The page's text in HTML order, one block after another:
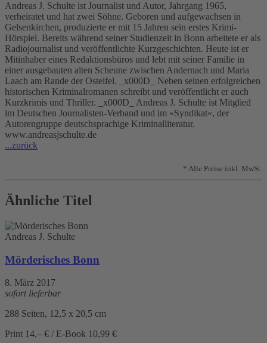
Andreas J. Schulte ist Journalist und Autor, Jahrgang 1965,
verheiratet und hat zwei Söhne. Geboren und aufgewachsen in
Gelsenkirchen, produzierte er mit 15 Jahren sein erstes Krimi-
Hörspiel. Bereits während seiner Studienzeit in Bonn arbeitete er als
Radiojournalist und veröffentlichte Kurzgeschichten. Heute ist er
Mitinhaber eines Redaktionsbüros und lebt mit seiner Familie in
einer ausgebauten alten Scheune zwischen Andernach und Maria
Laach am Rande der Osteifel. _x000D_ Neben seinen erfolgreichen
historischen Kriminalromanen schreibt und veröffentlicht er auch
Kurzkrimis und Thriller. _x000D_ Andreas J. Schulte ist Mitglied
im Deutschen Journalisten-Verband und im »Syndikat«, der
Autorengruppe deutschsprachige Kriminalliteratur.
www.andreasjschulte.de
...zurück
* Alle Preise inkl. MwSt.
Ähnliche Titel
Andreas J. Schulte
Mörderisches Bonn
8. März 2017
sofort lieferbar
288 Seiten, 12,5 x 20,5 cm
Print 14,– € / E-Book 10,99 €